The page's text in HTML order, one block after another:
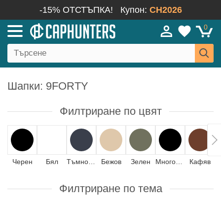
-15% ОТСТЪПКА! Купон: CH2026
0
Шапки: 9FORTY
Филтриране по цвят
Черен Бял Бежов Зелен Кафяв
Филтриране по тема